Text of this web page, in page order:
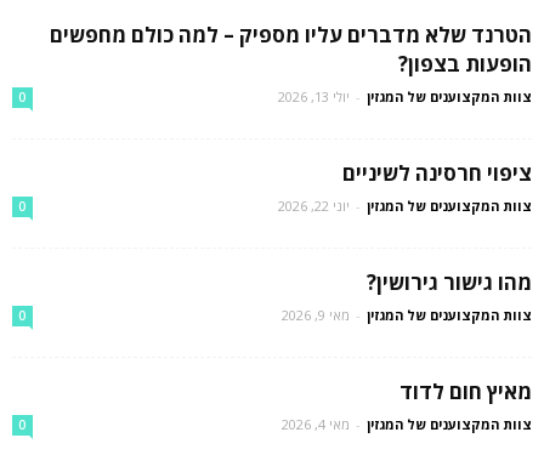
הטרנד שלא מדברים עליו מספיק – למה כולם מחפשים
הופעות בצפון?
צוות המקצוענים של המגזין - יולי 13, 2026 0
ציפוי חרסינה לשיניים
צוות המקצוענים של המגזין - יוני 22, 2026 0
מהו גישור גירושין?
צוות המקצוענים של המגזין - מאי 9, 2026 0
מאיץ חום לדוד
צוות המקצוענים של המגזין - מאי 4, 2026 0